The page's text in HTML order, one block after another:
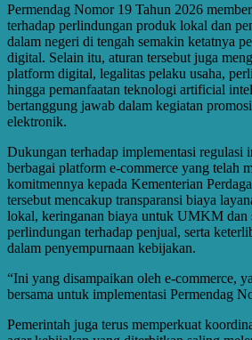
Permendag Nomor 19 Tahun 2026
terhadap perlindungan produk lokal dan
dalam negeri di tengah semakin ketatnya
digital. Selain itu, aturan tersebut juga
platform digital, legalitas pelaku usaha,
hingga pemanfaatan teknologi artificial
bertanggung jawab dalam kegiatan
elektronik.
Dukungan terhadap implementasi regulasi
berbagai platform e-commerce yang telah
komitmennya kepada Kementerian
tersebut mencakup transparansi biaya
lokal, keringanan biaya untuk UMKM dan
perlindungan terhadap penjual, serta
dalam penyempurnaan kebijakan.
“Ini yang disampaikan oleh e-commerce,
bersama untuk implementasi Permendag
Pemerintah juga terus memperkuat